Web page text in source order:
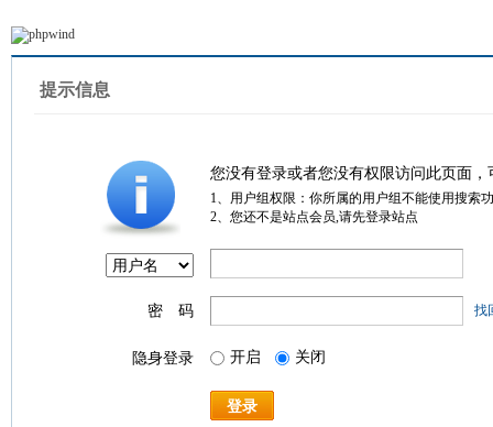
提示信息
您没有登录或者您没有权限访问此页面
1、用户组权限：你所属的用户组不能使用搜索
2、您还不是站点会员,请先登录站点
密 码 找
隐身登录 开启 关闭
登录